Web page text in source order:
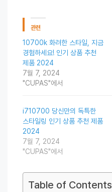
관련
10700k 화려한 스타일, 지금
경험하세요! 인기 상품 추천
제품 2024
7월 7, 2024
"CUPAS"에서
i710700 당신만의 독특한
스타일링 인기 상품 추천 제품
2024
7월 7, 2024
"CUPAS"에서
Table of Contents